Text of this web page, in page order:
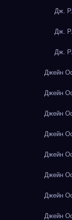
Дж.
Дж.
Дж.
Джейн
Джейн
Джейн
Джейн
Джейн
Джейн
Джейн
Джейн